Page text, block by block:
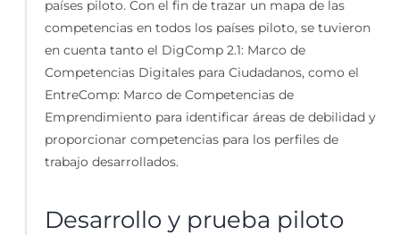
países piloto. Con el fin de trazar un mapa de las
competencias en todos los países piloto, se tuvieron
en cuenta tanto el DigComp 2.1: Marco de
Competencias Digitales para Ciudadanos, como el
EntreComp: Marco de Competencias de
Emprendimiento para identificar áreas de debilidad y
proporcionar competencias para los perfiles de
trabajo desarrollados.
Desarrollo y prueba piloto